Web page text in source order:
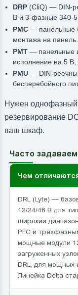
DRP(CliQ) — DIN-
В и 3-фазные 340-
PMC— панельные
монтажа на панель.
PMT— панельные и
исполнение на 5 В,
PMU— DIN-
бесперебойного
Нужен однофазный
резервирование
ваш шкаф.
Часто
Чем
DRL (Lyte) —
12/24/48 В для
широкий
PFC и
мощные модули
загруженных
DRL, для мощных
Линейка Delta